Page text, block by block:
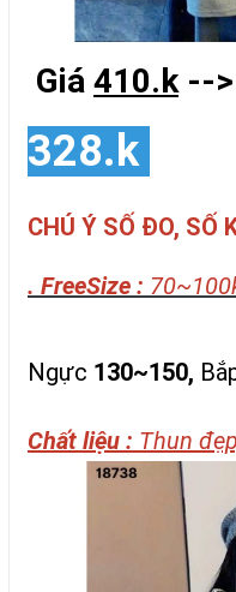
Giá 410.k-->
328.k
CHÚ Ý SỐ ĐO, SỐ
. FreeSize :
Ngực 130~150,
Chất liệu : Thun